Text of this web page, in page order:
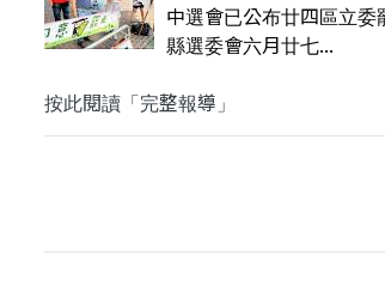
中選會已公布廿四區立
縣選委會六月廿七...
按此閱讀「完整報導」